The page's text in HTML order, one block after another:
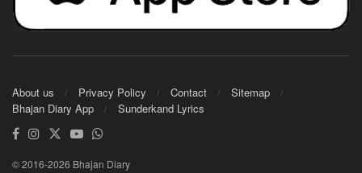
About us Privacy Policy Contact
Sitemap
Bhajan Diary App
Sunderkand Lyrics
© 2016-2026 Bhajan Diary